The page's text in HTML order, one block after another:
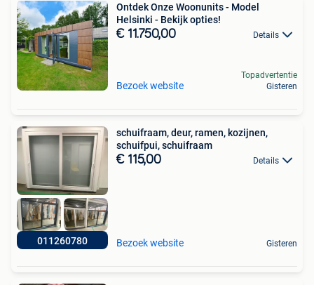
Ontdek Onze Woonunits - Model
Helsinki - Bekijk opties!
€ 11.750,00 Details
Bezoek website
Topadvertentie
Gisteren
011260780
schuifraam, deur, ramen, kozijnen,
schuifpui, schuifraam
€ 115,00 Details
Bezoek website Gisteren